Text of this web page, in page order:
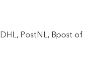
DHL, PostNL, Bpost of